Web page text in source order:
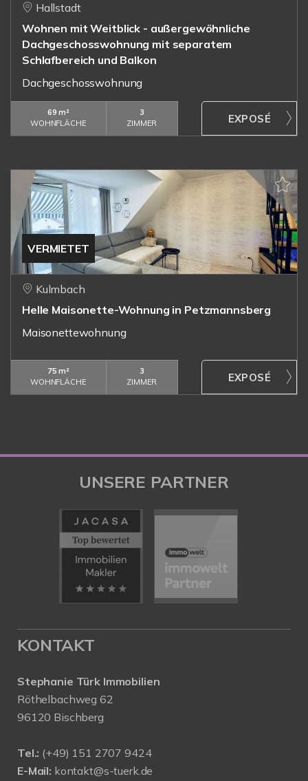
Hallstadt
Wohnen mit Weitblick - außergewöhnliche
Dachgeschosswohnung mit separatem
Schlafbereich und Balkon
Dachgeschosswohnung
69 m²
WOHNFLÄCHE
3
ZIMMER
VERMIETET
Kulmbach
Helle Maisonette-Wohnung in Petzmannsberg
Maisonettewohnung
75 m²
WOHNFLÄCHE
3
ZIMMER
UNSERE PARTNER
KONTAKT
Stephanie Türk Immobilien
Röthelbachweg 62
96120 Bischberg
Tel.: (+49) 151 2707 9424
E-Mail: kontakt@s-tuerk.de